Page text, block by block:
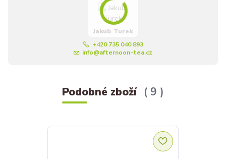
Jakub Turek
+420 735 040 893
info@afternoon-tea.cz
Podobné zboží 9